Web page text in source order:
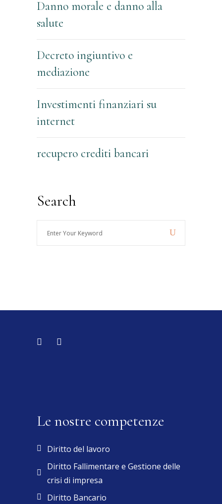
Danno morale e danno alla
salute
Decreto ingiuntivo e
mediazione
Investimenti finanziari su
internet
recupero crediti bancari
Search
Le nostre competenze
Diritto del lavoro
Diritto Fallimentare e Gestione delle
crisi di impresa
Diritto Bancario